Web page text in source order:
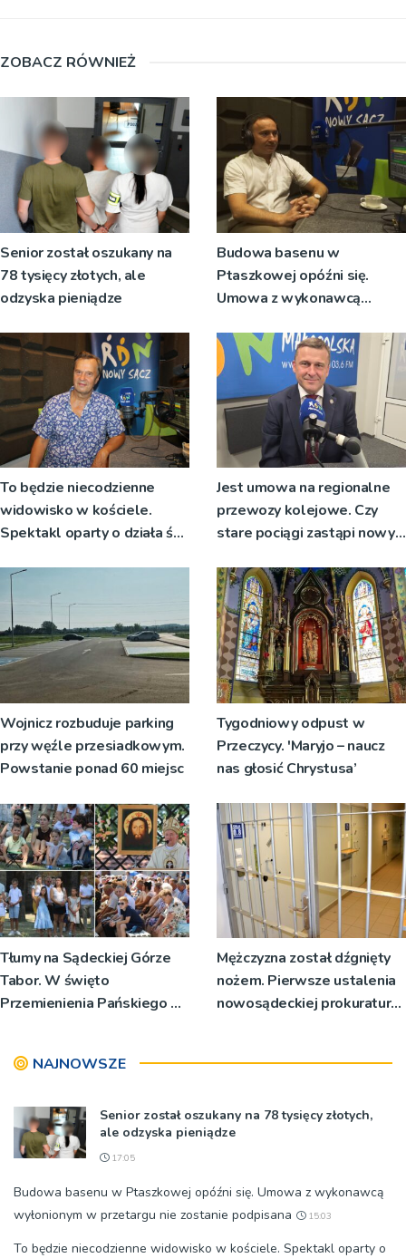
ZOBACZ RÓWNIEŻ
Senior został oszukany na
78 tysięcy złotych, ale
odzyska pieniądze
Budowa basenu w
Ptaszkowej opóźni się.
Umowa z wykonawcą
zostanie podpisana
To będzie niecodzienne
widowisko w kościele.
Spektakl oparty o działa św.
Jest umowa na regionalne
przewozy kolejowe. Czy
stare pociągi zastąpi nowy
Wojnicz rozbuduje parking
przy węźle przesiadkowym.
Powstanie ponad 60 miejsc
Tygodniowy odpust w
Przeczycy. 'Maryjo – naucz
nas głosić Chrystusa’
Tłumy na Sądeckiej Górze
Tabor. W święto
Przemienienia Pańskiego bp
Mężczyzna został dźgnięty
nożem. Pierwsze ustalenia
nowosądeckiej prokuratury
NAJNOWSZE
Senior został oszukany na 78 tysięcy złotych,
ale odzyska pieniądze
17:05
Budowa basenu w Ptaszkowej opóźni się. Umowa z wykonawcą
wyłonionym w przetargu nie zostanie podpisana
15:03
To będzie niecodzienne widowisko w kościele. Spektakl oparty o